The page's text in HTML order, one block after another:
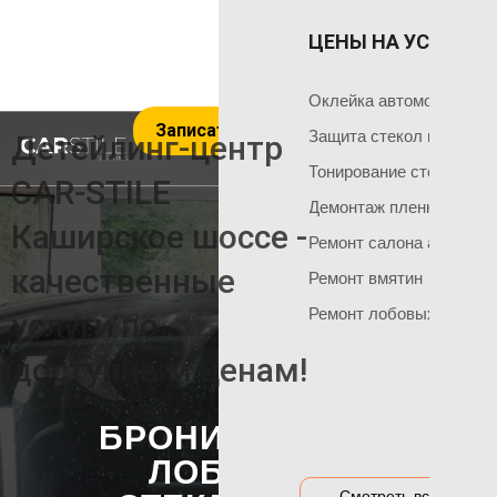
Записаться на услуги
Чем мы занимаемся
Команда мастеров
Социальные сети
Акция на тонировку
Акция на полировку
ГЛАВНАЯ
Оклейка
Оклейка
ОКЛЕЙКА
Оклейка
Оклейка
Оклейка
Оклейка
Оклейка
Оклейка автомобиля
Защита стекол пленкой
Ремонт салона
Ремонт вмятин
Ремонт лобовых стекол
Тонирование стекол
Демонтаж пленки
ЦЕНЫ НА УСЛУГИ
Детейлинг-центр
CAR-STILE
Каширское шоссе -
качественные
услуги по
доступным ценам!
БРОНИРОВАНИЕ
ЛОБОВОГО